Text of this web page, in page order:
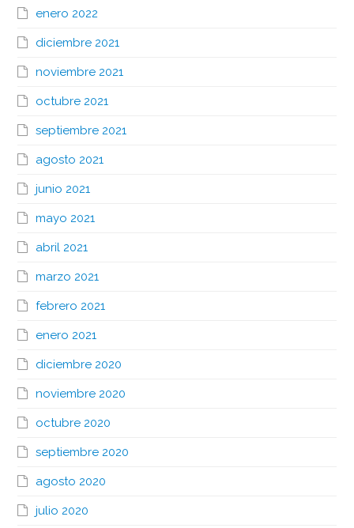
enero 2022
diciembre 2021
noviembre 2021
octubre 2021
septiembre 2021
agosto 2021
junio 2021
mayo 2021
abril 2021
marzo 2021
febrero 2021
enero 2021
diciembre 2020
noviembre 2020
octubre 2020
septiembre 2020
agosto 2020
julio 2020